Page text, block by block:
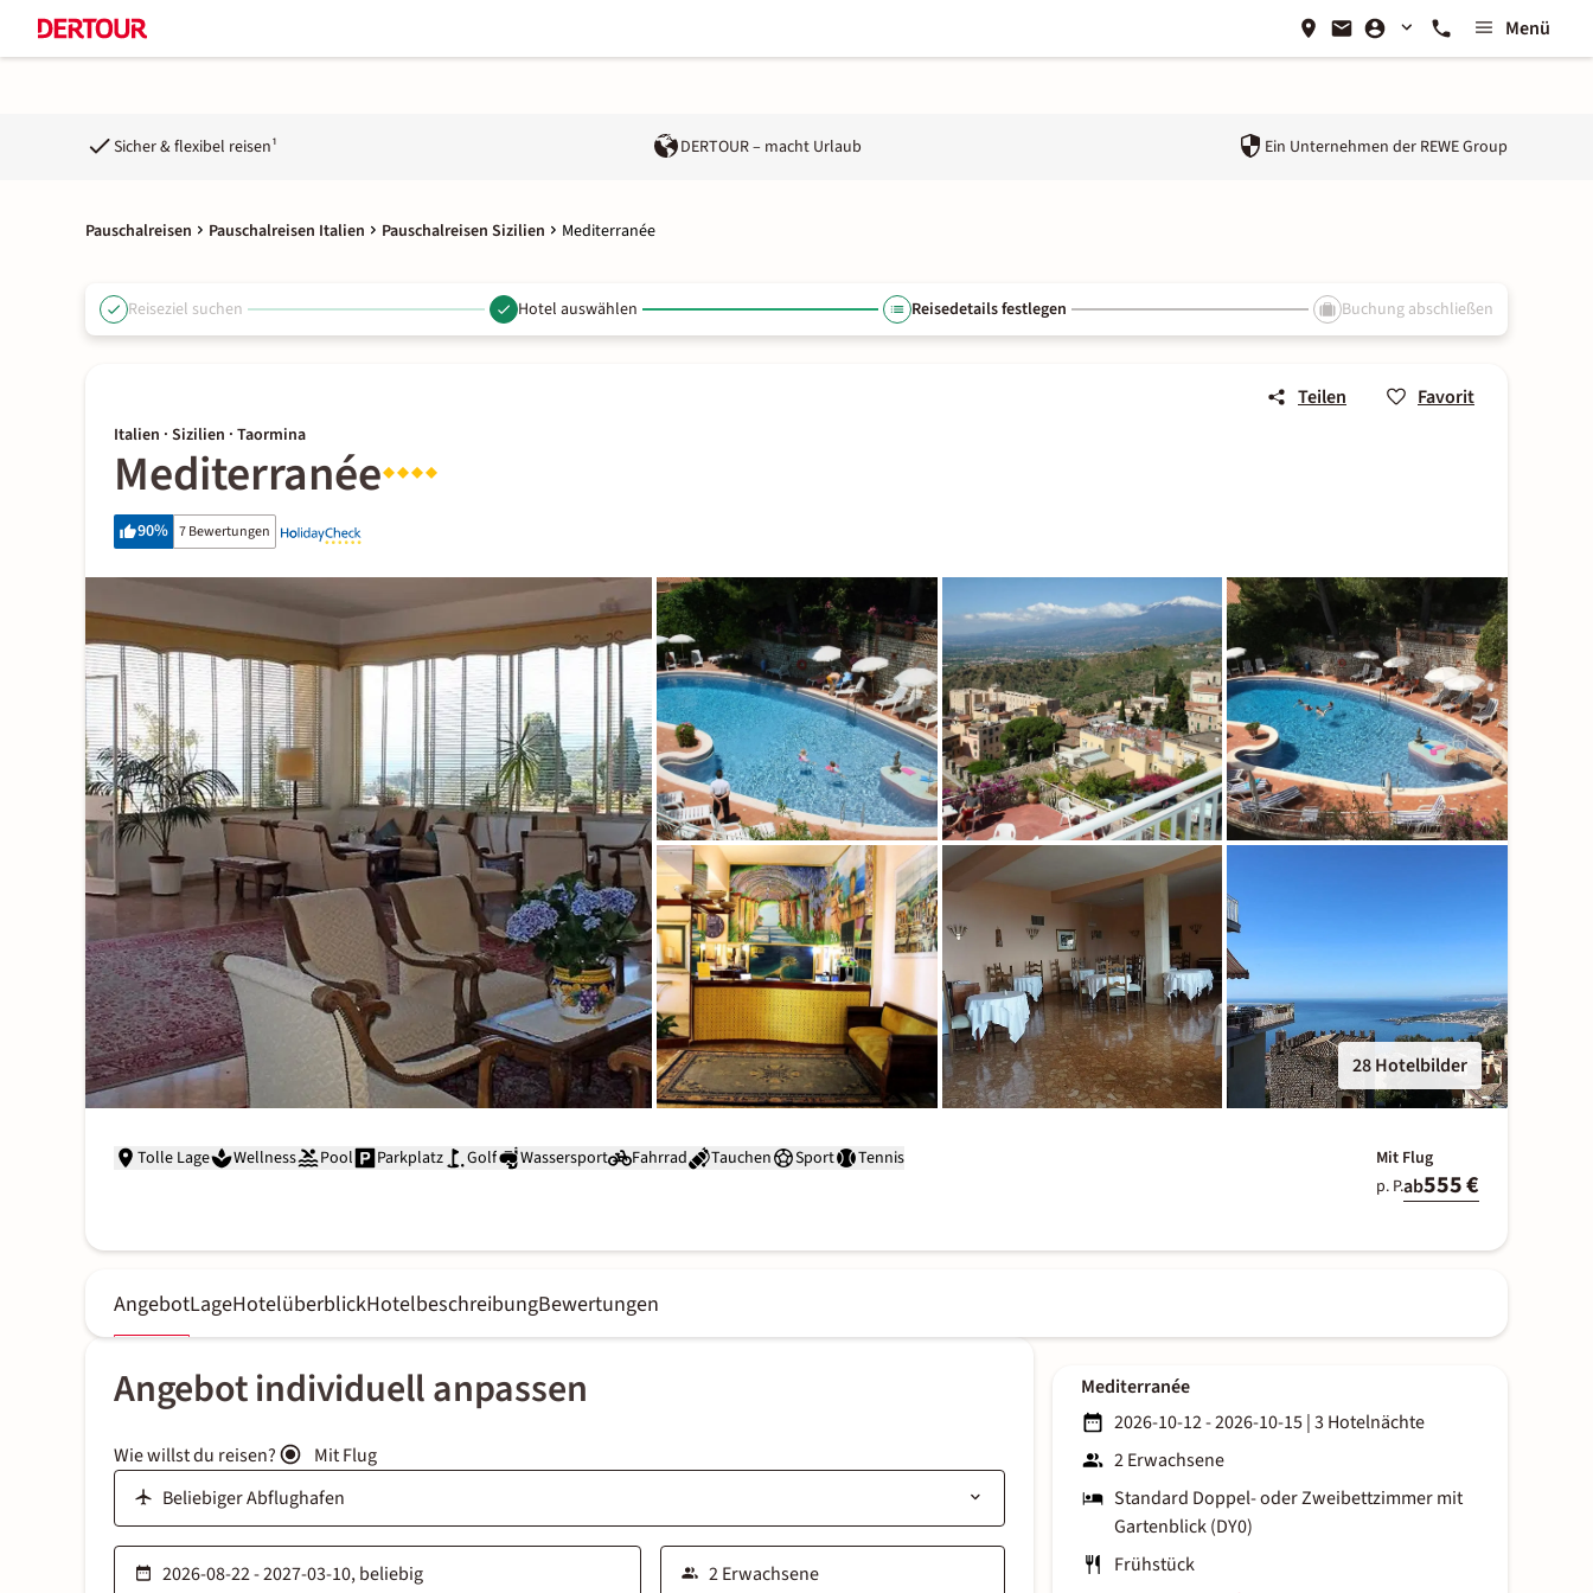
Menü
Sicher & flexibel reisen¹ DERTOUR – macht Urlaub Ein Unternehmen der REWE Group
Pauschalreisen Pauschalreisen Italien Pauschalreisen Sizilien Mediterranée
Reiseziel suchen Hotel auswählen Reisedetails festlegen Buchung abschließen
Teilen Favorit
Italien · Sizilien · Taormina
Mediterranée
90% 7 Bewertungen
28 Hotelbilder
Tolle Lage Wellness Pool Parkplatz Golf Wassersport Fahrrad Tauchen Sport Tennis
Mit Flug
p. P.ab555 €
AngebotLageHotelüberblickHotelbeschreibungBewertungen
Angebot individuell anpassen
Wie willst du reisen? Mit Flug
Mediterranée
2026-10-12 - 2026-10-15|3 Hotelnächte
2 Erwachsene
Standard Doppel- oder Zweibettzimmer mit
Gartenblick (DY0)
Frühstück